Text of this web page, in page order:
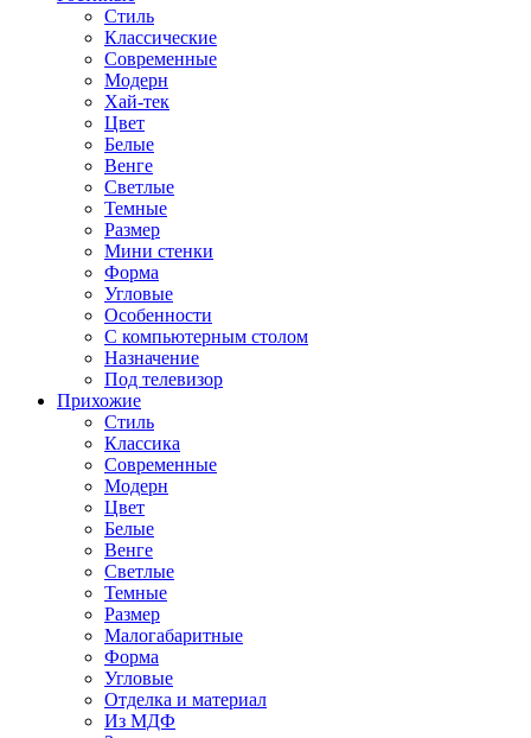
Стиль
Классические
Современные
Модерн
Хай-тек
Цвет
Белые
Венге
Светлые
Темные
Размер
Мини стенки
Форма
Угловые
Особенности
С компьютерным столом
Назначение
Под телевизор
Прихожие
Стиль
Классика
Современные
Модерн
Цвет
Белые
Венге
Светлые
Темные
Размер
Малогабаритные
Форма
Угловые
Отделка и материал
Из МДФ